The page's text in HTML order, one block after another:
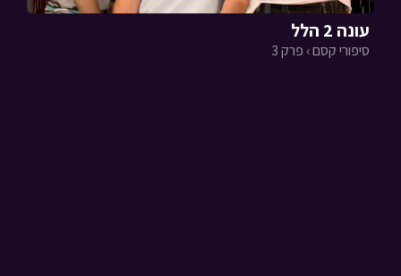
עונה 2 הלל
סיפורי קסם › פרק 3